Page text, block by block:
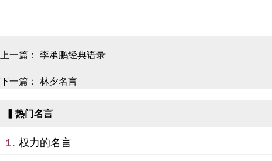
上一篇： 李承鹏经典语录
下一篇： 林夕名言
▍热门名言
1. 权力的名言